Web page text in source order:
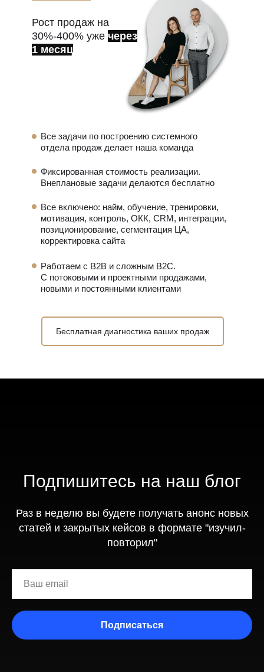
Все задачи по построению системного
отдела продаж делает наша команда
Рост продаж на
30%-400% уже через
1 месяц
Фиксированная стоимость реализации.
Внеплановые задачи делаются бесплатно
Все включено: найм, обучение, тренировки,
мотивация, контроль, ОКК, CRM, интеграции,
позиционирование, сегментация ЦА,
корректировка сайта
Работаем с B2B и сложным B2C.
С потоковыми и проектными продажами,
новыми и постоянными клиентами
Бесплатная диагностика ваших продаж
Подпишитесь на наш блог
Раз в неделю вы будете получать анонс новых
статей и закрытых кейсов в формате "изучил-
повторил"
Подписаться